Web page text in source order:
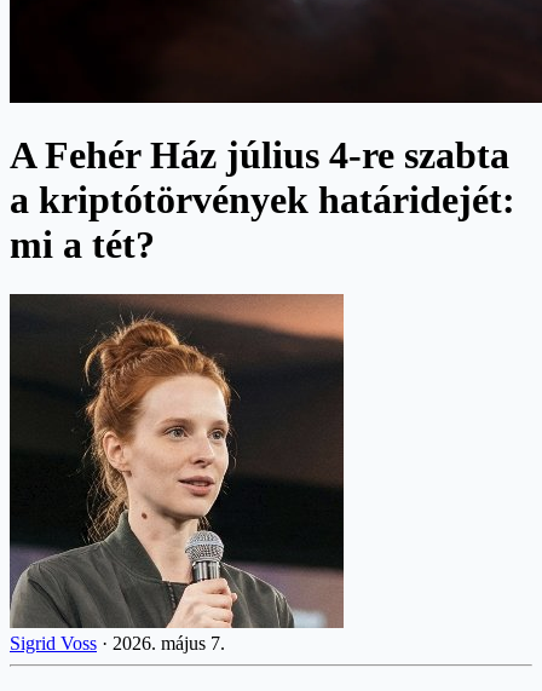
A Fehér Ház július 4-re szabta
a kriptótörvények határidejét:
mi a tét?
Sigrid Voss · 2026. május 7.